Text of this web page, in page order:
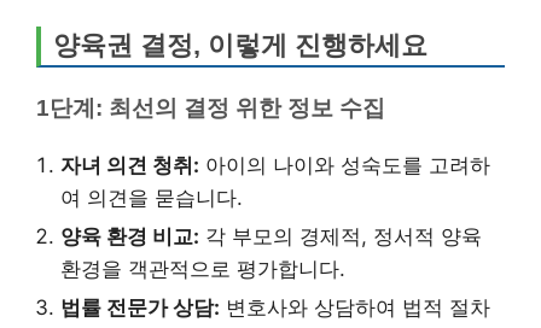
양육권 결정, 이렇게 진행하세요
1단계: 최선의 결정 위한 정보 수집
자녀 의견 청취: 아이의 나이와 성숙도를 고려하
여 의견을 묻습니다.
양육 환경 비교: 각 부모의 경제적, 정서적 양육
환경을 객관적으로 평가합니다.
법률 전문가 상담: 변호사와 상담하여 법적 절차